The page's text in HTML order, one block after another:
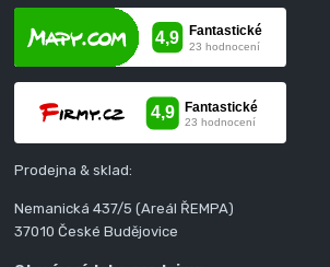
Prodejna & sklad:
Nemanická 437/5 (Areál ŘEMPA)
37010 České Budějovice